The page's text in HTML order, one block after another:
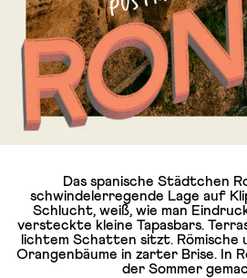
Das spanische Städtchen
schwindelerregende Lage auf
Schlucht, weiß, wie man
versteckte kleine Tapasbars.
lichtem Schatten sitzt. Römische
Orangenbäume in zarter Brise. In
der Sommer